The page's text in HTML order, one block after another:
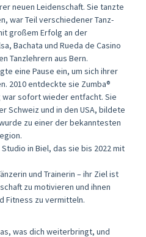
neuen Leidenschaft. Sie tanzte
war Teil verschiedener Tanz-
großem Erfolg an der
Bachata und Rueda de Casino
Tanzlehrern aus Bern.
eine Pause ein, um sich ihrer
2010 entdeckte sie Zumba®
sofort wieder entfacht. Sie
Schweiz und in den USA, bildete
zu einer der bekanntesten
in Biel, das sie bis 2022 mit
und Trainerin – ihr Ziel ist
zu motivieren und ihnen
Fitness zu vermitteln.
was dich weiterbringt, und